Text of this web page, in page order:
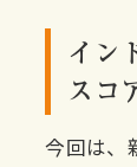
イン
スコ
今回は、